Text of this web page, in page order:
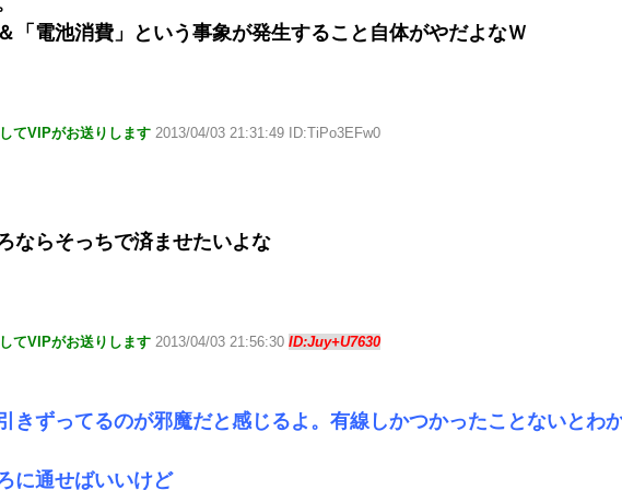
「電池消費」という事象が発生すること自体がやだよなＷ
てVIPがお送りします 2013/04/03 21:31:49 ID:TiPo3EFw0
ならそっちで済ませたいよな
てVIPがお送りします 2013/04/03 21:56:30 ID:Juy+U7630
きずってるのが邪魔だと感じるよ。有線しかつかったことないとわ
に通せばいいけど